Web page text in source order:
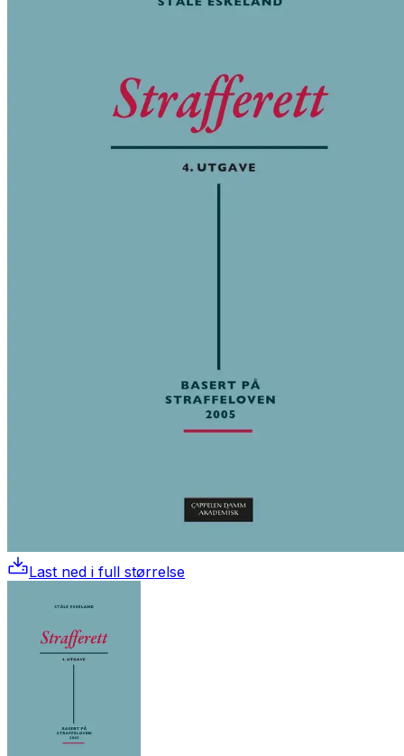
Last ned i full størrelse